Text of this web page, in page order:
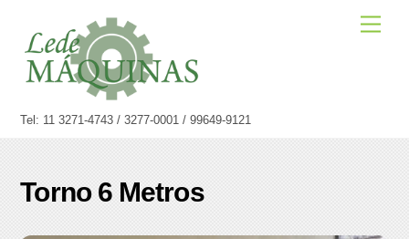
content
Tel: 11 3271-4743 / 3277-0001 / 99649-9121
Torno 6 Metros